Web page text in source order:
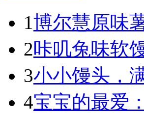
1博尔慧原味
2咔叽兔味软
3小小馒头，
4宝宝的最爱